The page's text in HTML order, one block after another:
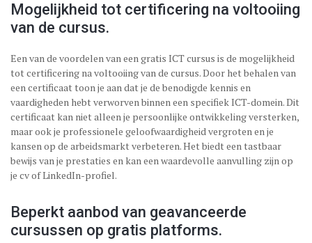
Mogelijkheid tot certificering na voltooiing
van de cursus.
Een van de voordelen van een gratis ICT cursus is de mogelijkheid
tot certificering na voltooiing van de cursus. Door het behalen van
een certificaat toon je aan dat je de benodigde kennis en
vaardigheden hebt verworven binnen een specifiek ICT-domein. Dit
certificaat kan niet alleen je persoonlijke ontwikkeling versterken,
maar ook je professionele geloofwaardigheid vergroten en je
kansen op de arbeidsmarkt verbeteren. Het biedt een tastbaar
bewijs van je prestaties en kan een waardevolle aanvulling zijn op
je cv of LinkedIn-profiel.
Beperkt aanbod van geavanceerde
cursussen op gratis platforms.